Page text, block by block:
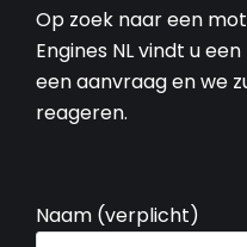
Op zoek naar een
Engines NL vindt u
een aanvraag en we
reageren.
Naam (verplicht)